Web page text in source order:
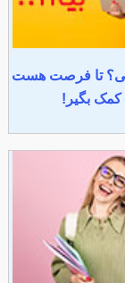
تا فرصت هست
کمک بگیر!